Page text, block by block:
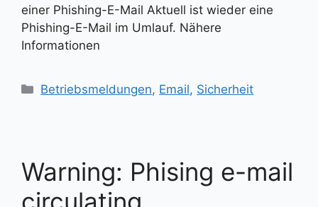
einer Phishing-E-Mail Aktuell ist wieder eine
Phishing-E-Mail im Umlauf. Nähere
Informationen
Kategorien
Betriebsmeldungen, Email, Sicherheit
Warning: Phising e-mail